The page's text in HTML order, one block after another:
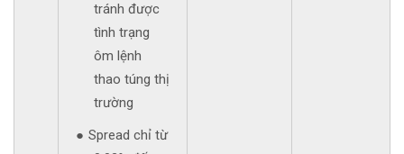
tránh được
tình trạng
ôm lệnh
thao túng thị
trường
Spread chỉ từ